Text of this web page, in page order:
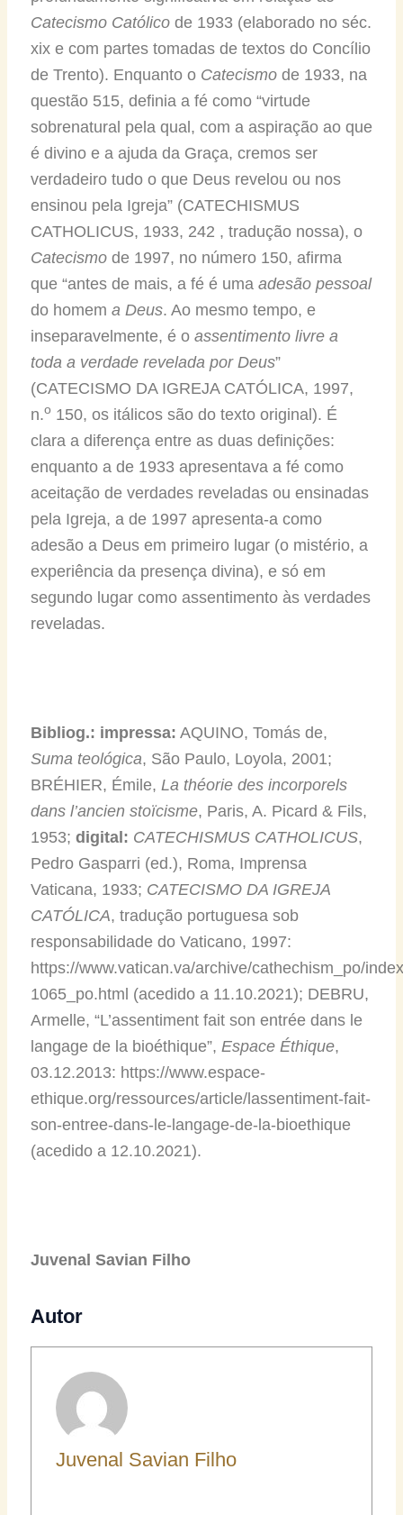
Catecismo Católicode 1933 (elaborado no séc.
xix e com partes tomadas de textos do Concílio
de Trento). Enquanto o Catecismo de 1933, na
questão 515, definia a fé como “virtude
sobrenatural pela qual, com a aspiração ao que
é divino e a ajuda da Graça, cremos ser
verdadeiro tudo o que Deus revelou ou nos
ensinou pela Igreja” (CATECHISMUS
CATHOLICUS, 1933, 242 , tradução nossa), o
Catecismo de 1997, no número 150, afirma
que “antes de mais, a fé é uma adesão pessoal
do homem a Deus. Ao mesmo tempo, e
inseparavelmente, é o assentimento livre a
toda a verdade revelada por Deus”
(CATECISMO DA IGREJA CATÓLICA, 1997,
n.o 150, os itálicos são do texto original). É
clara a diferença entre as duas definições:
enquanto a de 1933 apresentava a fé como
aceitação de verdades reveladas ou ensinadas
pela Igreja, a de 1997 apresenta-a como
adesão a Deus em primeiro lugar (o mistério, a
experiência da presença divina), e só em
segundo lugar como assentimento às verdades
reveladas.
Bibliog.: impressa: AQUINO, Tomás de,
Suma teológica, São Paulo, Loyola, 2001;
BRÉHIER, Émile, La théorie des incorporels
dans l’ancien stoïcisme, Paris, A. Picard & Fils,
1953; digital: CATECHISMUS CATHOLICUS,
Pedro Gasparri (ed.), Roma, Imprensa
Vaticana, 1933; CATECISMO DA IGREJA
CATÓLICA, tradução portuguesa sob
responsabilidade do Vaticano, 1997:
https://www.vatican.va/archive/cathechism_po/
1065_po.html (acedido a 11.10.2021); DEBRU,
Armelle, “L’assentiment fait son entrée dans le
langage de la bioéthique”, Espace Éthique,
03.12.2013: https://www.espace-
ethique.org/ressources/article/lassentiment-fait-
son-entree-dans-le-langage-de-la-bioethique
(acedido a 12.10.2021).
Juvenal Savian Filho
Autor
Juvenal Savian Filho